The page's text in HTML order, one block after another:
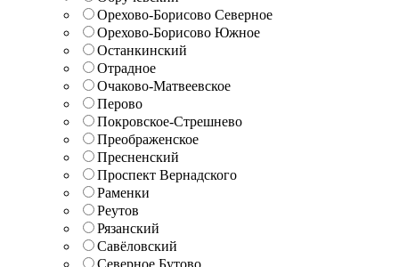
Орехово-Борисово Северное
Орехово-Борисово Южное
Останкинский
Отрадное
Очаково-Матвеевское
Перово
Покровское-Стрешнево
Преображенское
Пресненский
Проспект Вернадского
Раменки
Реутов
Рязанский
Савёловский
Северное Бутово